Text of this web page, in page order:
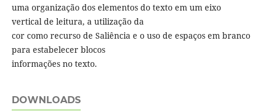
uma organização dos elementos do texto em um eixo
vertical de leitura, a utilização da
cor como recurso de Saliência e o uso de espaços em branco
para estabelecer blocos
informações no texto.
DOWNLOADS